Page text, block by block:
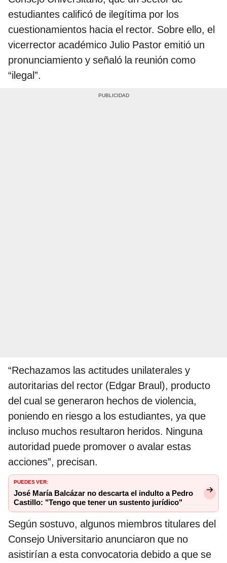
estudiantes calificó de ilegítima por los
cuestionamientos hacia el rector. Sobre ello, el
vicerrector académico Julio Pastor emitió un
pronunciamiento y señaló la reunión como
“ilegal”.
“Rechazamos las actitudes unilaterales y
autoritarias del rector (Edgar Braul), producto
del cual se generaron hechos de violencia,
poniendo en riesgo a los estudiantes, ya que
incluso muchos resultaron heridos. Ninguna
autoridad puede promover o avalar estas
acciones”, precisan.
PUEDES VER:
José María Balcázar no descarta el indulto a Pedro
Castillo: "Tengo que tener un sustento jurídico"
Según sostuvo, algunos miembros titulares del
Consejo Universitario anunciaron que no
asistirían a esta convocatoria debido a que se